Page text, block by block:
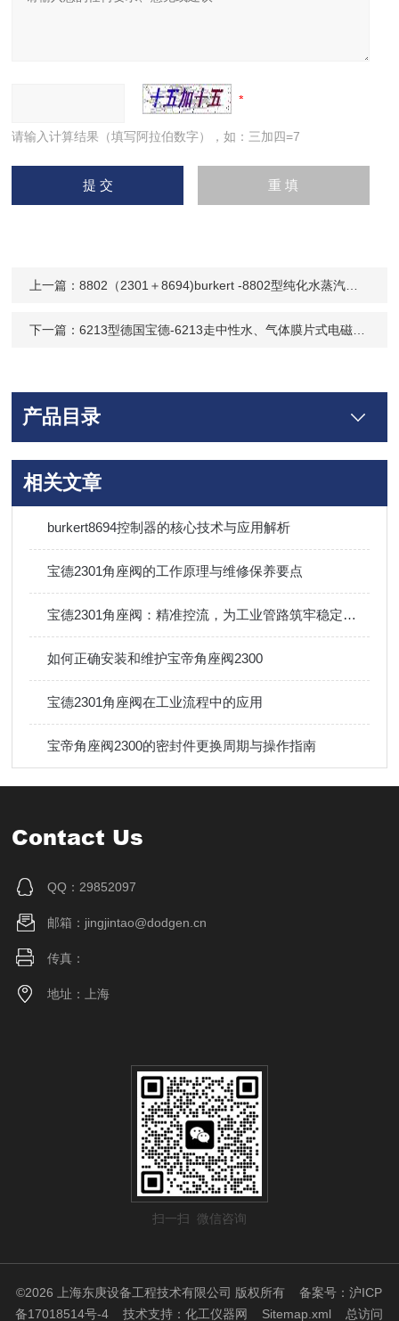
请输入计算结果（填写阿拉伯数字），如：三加四=7
上一篇：8802（2301＋8694)burkert -8802型纯化水蒸汽、热水比例调节阀
下一篇：6213型德国宝德-6213走中性水、气体膜片式电磁阀221762、221758、222122
产品目录
相关文章
burkert8694控制器的核心技术与应用解析
宝德2301角座阀的工作原理与维修保养要点
宝德2301角座阀：精准控流，为工业管路筑牢稳定防线
如何正确安装和维护宝帝角座阀2300
宝德2301角座阀在工业流程中的应用
宝帝角座阀2300的密封件更换周期与操作指南
Contact Us
QQ：29852097
邮箱：jingjintao@dodgen.cn
传真：
地址：上海
扫一扫 微信咨询
©2026 上海东庚设备工程技术有限公司 版权所有备案号：沪ICP
备17018514号-4 技术支持：化工仪器网 Sitemap.xml 总访问